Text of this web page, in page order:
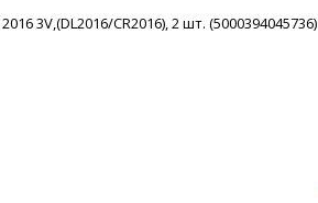
3V,(DL2016/CR2016), 2 шт. (5000394045736)